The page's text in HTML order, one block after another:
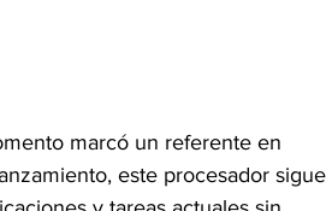
marcó un referente en
este procesador sigue